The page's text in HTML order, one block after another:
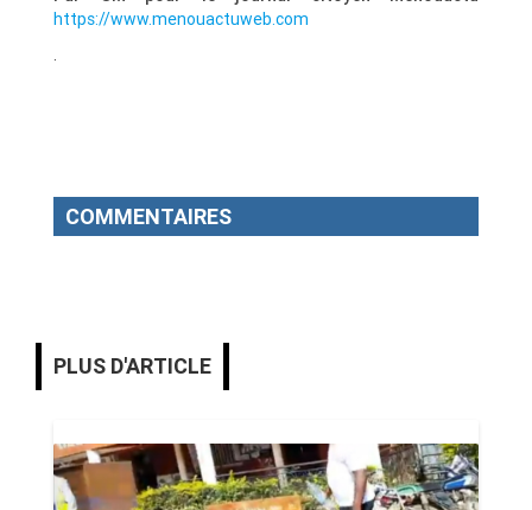
https://www.menouactuweb.com
.
COMMENTAIRES
PLUS D'ARTICLE